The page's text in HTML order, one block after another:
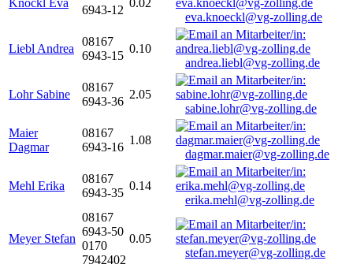
Knöckl Eva
6943-12
0.02
eva.knoeckl@vg-zolling.de
Liebl Andrea
08167
6943-15
0.10
andrea.liebl@vg-zolling.de
Lohr Sabine
08167
6943-36
2.05
sabine.lohr@vg-zolling.de
Maier
Dagmar
08167
6943-16
1.08
dagmar.maier@vg-zolling.de
Mehl Erika
08167
6943-35
0.14
erika.mehl@vg-zolling.de
Meyer Stefan
08167
6943-50
0170
7942402
0.05
stefan.meyer@vg-zolling.de